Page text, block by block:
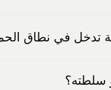
تدخل في نطاق
سلطته؟